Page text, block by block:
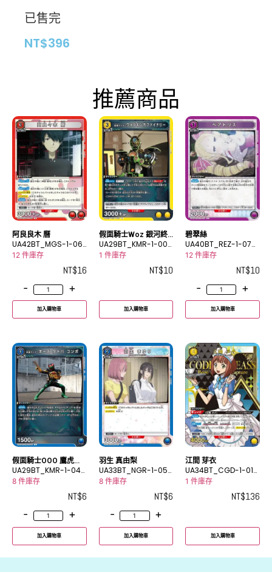
已售完
NT$396
推薦商品
阿良良木 曆
UA42BT_MGS-1-06
9R
12 件庫存
NT$16
-
+
加入購物車
假面騎士Woz 銀河終
結
UA29BT_KMR-1-003
C
1 件庫存
NT$10
加入購物車
碧翠絲
UA40BT_REZ-1-074
U
12 件庫存
NT$10
-
+
加入購物車
假面騎士OOO 鷹虎蝗
聯組
UA29BT_KMR-1-040
C
8 件庫存
NT$6
-
+
加入購物車
羽生 真由梨
UA33BT_NGR-1-057
C
8 件庫存
NT$6
-
+
加入購物車
江間 芽衣
UA34BT_CGD-1-016
_2R★
1 件庫存
NT$136
加入購物車